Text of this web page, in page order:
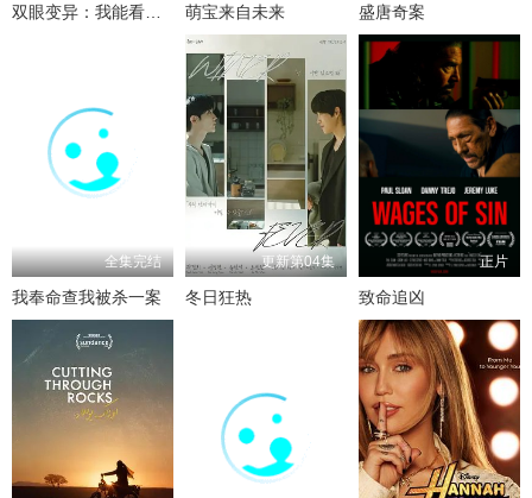
双眼变异：我能看穿万物价格 萌宝来自未来 盛唐奇案
全集完结
我奉命查我被杀一案
更新第04集
冬日狂热
正片
致命追凶